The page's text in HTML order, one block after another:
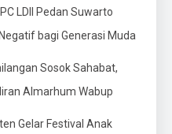
LDII Pedan Suwarto
bagi Generasi Muda
Sosok Sahabat,
Almarhum Wabup
Gelar Festival Anak